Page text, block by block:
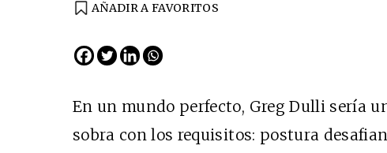
AÑADIR A FAVORITOS
En un mundo perfecto, Greg Dulli sería
sobra con los requisitos: postura